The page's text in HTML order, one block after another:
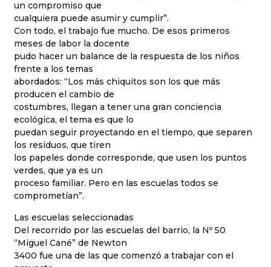
un compromiso que
cualquiera puede asumir y cumplir”.
Con todo, el trabajo fue mucho. De esos primeros
meses de labor la docente
pudo hacer un balance de la respuesta de los niños
frente a los temas
abordados: “Los más chiquitos son los que más
producen el cambio de
costumbres, llegan a tener una gran conciencia
ecológica, el tema es que lo
puedan seguir proyectando en el tiempo, que separen
los residuos, que tiren
los papeles donde corresponde, que usen los puntos
verdes, que ya es un
proceso familiar. Pero en las escuelas todos se
comprometían”.
Las escuelas seleccionadas
Del recorrido por las escuelas del barrio, la Nº 50
“Miguel Cané” de Newton
3400 fue una de las que comenzó a trabajar con el